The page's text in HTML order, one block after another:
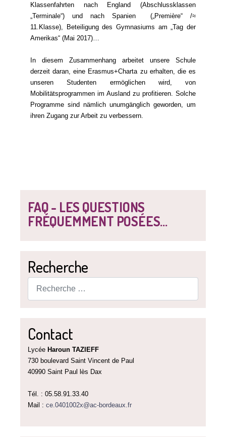
FAQ - LES QUESTIONS
FRÉQUEMMENT POSÉES...
Recherche
Contact
Lycée Haroun TAZIEFF
730 boulevard Saint Vincent de Paul
40990 Saint Paul lès Dax
Tél. : 05.58.91.33.40
Mail : ce.0401002x@ac-bordeaux.fr
Klassenfahrten nach England (Abschlussklassen
„Terminale“) und nach Spanien („Première“ /≈
11.Klasse), Beteiligung des Gymnasiums am „Tag der
Amerikas“ (Mai 2017)…
In diesem Zusammenhang arbeitet unsere Schule
derzeit daran, eine Erasmus+Charta zu erhalten, die es
unseren Studenten ermöglichen wird, von
Mobilitätsprogrammen im Ausland zu profitieren. Solche
Programme sind nämlich unumgänglich geworden, um
ihren Zugang zur Arbeit zu verbessern.